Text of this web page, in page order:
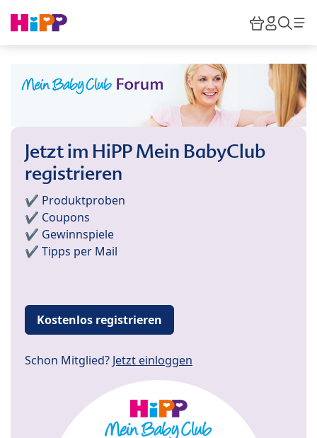
HiPP
Jetzt im HiPP Mein BabyClub
registrieren
✔️ Produktproben
✔️ Coupons
✔️ Gewinnspiele
✔️ Tipps per Mail
Kostenlos registrieren
Schon Mitglied? Jetzt einloggen